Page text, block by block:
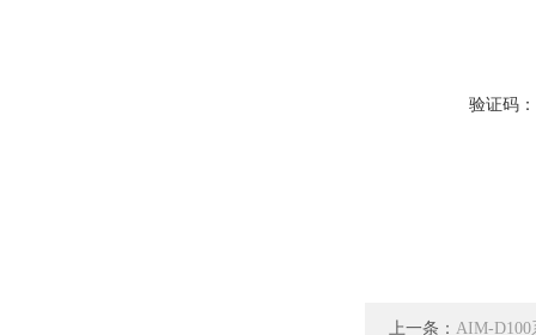
验证码：
上一条： AIM-D100